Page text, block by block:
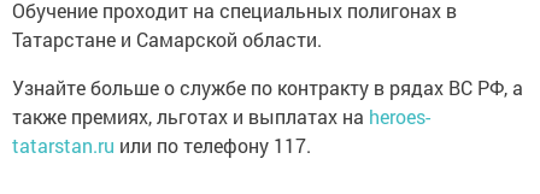
Обучение проходит на специальных полигонах в
Татарстане и Самарской области.
Узнайте больше о службе по контракту в рядах ВС РФ, а
также премиях, льготах и выплатах на heroes-
tatarstan.ru или по телефону 117.